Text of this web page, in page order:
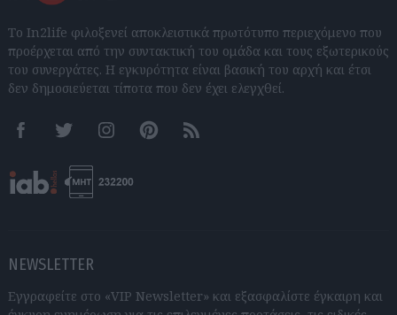
Το In2life φιλοξενεί αποκλειστικά πρωτότυπο περιεχόμενο που
προέρχεται από την συντακτική του ομάδα και τους εξωτερικούς
του συνεργάτες. Η εγκυρότητα είναι βασική του αρχή και έτσι
δεν δημοσιεύεται τίποτα που δεν έχει ελεγχθεί.
FacebookTwitter InstagramPinterestRSS feeds
NEWSLETTER
Εγγραφείτε στο «VIP Newsletter» και εξασφαλίστε έγκαιρη και